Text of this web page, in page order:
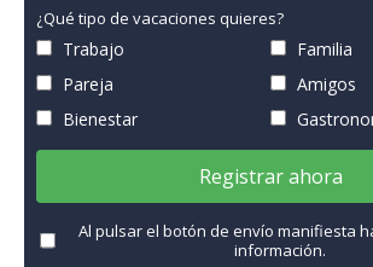
¿Qué tipo de vacaciones quieres?
Trabajo
Familia
Pareja
Amigos
Bienestar
Registrar ahora
Al pulsar el botón de envío manifiesta
información.